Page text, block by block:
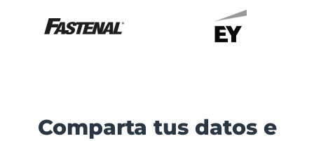
Comparta tus datos e